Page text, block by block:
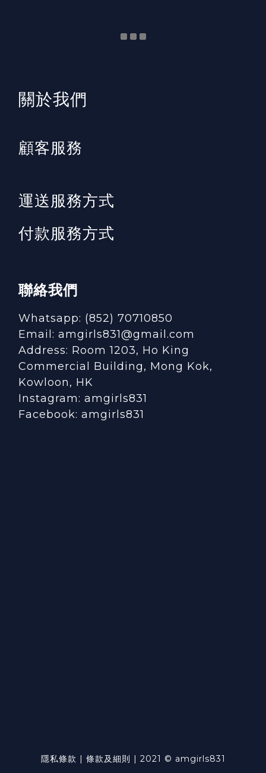
​關於我們
顧客服務
運送服務方式
付款服務方式
聯絡我們
Whatsapp: (852) 70710850
Email: amgirls831@gmail.com
Address: Room 1203, Ho King
Commercial Building, Mong Kok,
Kowloon, HK
Instagram: amgirls831
Facebook: amgirls831
隱私條款 | 條款及細則 | 2021 © amgirls831